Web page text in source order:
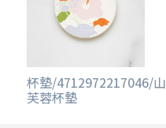
杯墊/4712972217046/山
芙蓉杯墊